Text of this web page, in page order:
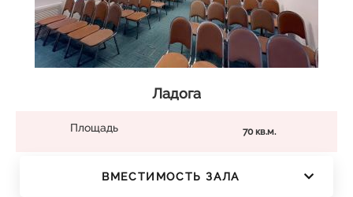
Ладога
Площадь 70 кв.м.
ВМЕСТИМОСТЬ ЗАЛА